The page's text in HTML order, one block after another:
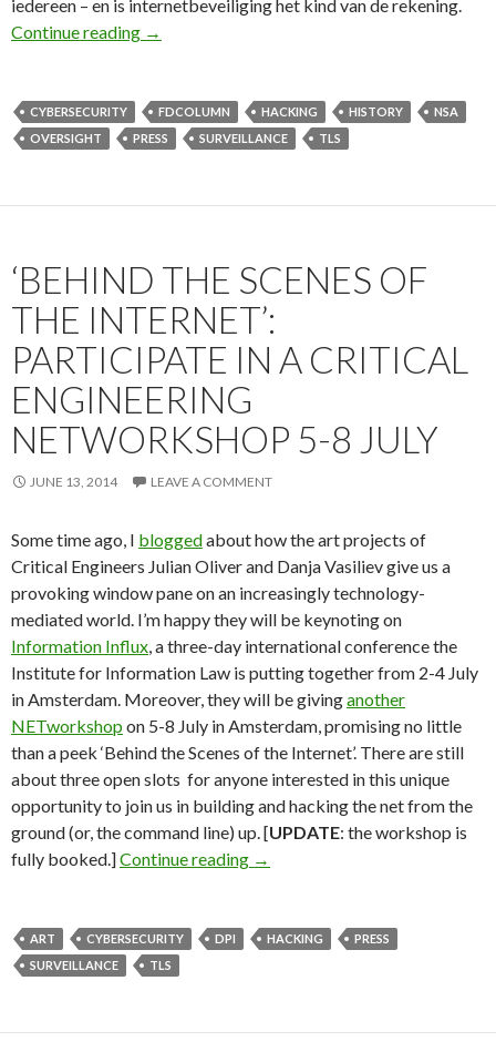
iedereen – en is internetbeveiliging het kind van de rekening.
Continue reading
Eerste Column voor het Financieele
→
CYBERSECURITY FDCOLUMN HACKING HISTORY
NSA
OVERSIGHT
PRESS SURVEILLANCE TLS
‘BEHIND THE SCENES OF
THE INTERNET’:
PARTICIPATE IN A CRITICAL
ENGINEERING
NETWORKSHOP 5-8 JULY
JUNE 13, 2014 LEAVE A COMMENT
Some time ago, I bloggedabout how the art projects of
Critical Engineers Julian Oliver and Danja Vasiliev give us a
provoking window pane on an increasingly technology-
mediated world. I’m happy they will be keynoting on
Information Influx , a three-day international conference the
Institute for Information Law is putting together from 2-4 July
in Amsterdam. Moreover, they will be givinganother
NETworkshop on 5-8 July in Amsterdam, promising no little
than a peek ‘Behind the Scenes of the Internet’. There are still
about three open slots for anyone interested in this unique
opportunity to join us in building and hacking the net from the
ground (or, the command line) up. [UPDATE: the workshop is
fully booked.]Continue reading ‘Behind the Scenes of the
→
ART CYBERSECURITY DPI HACKING
PRESS
SURVEILLANCE
TLS